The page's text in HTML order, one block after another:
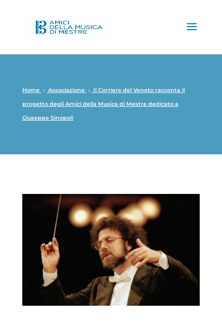
Home 5 Associazione 5
Il Corriere del Veneto racconta il
progetto degli Amici della Musica di Mestre dedicato a
Giuseppe Sinopoli